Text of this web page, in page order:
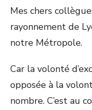
Mes chers
rayonnement de
notre Métropole.
Car la volonté
opposée à la
nombre. C’est au